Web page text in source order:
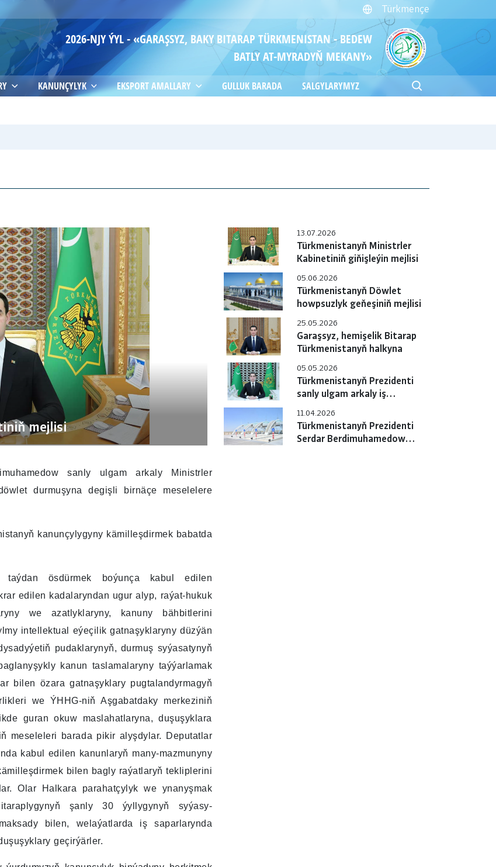
Türkmençe
2026-NJY ÝYL - «GARAŞSYZ, BAKY BITARAP TÜRKMENISTAN - BEDEW
BATLY AT-MYRADYŇ MEKANY»
KANUNÇYLYK EKSPORT AMALLARY GULLUK BARADA SALGYLARYMYZ
mejlisi
13.07.2026
Türkmenistanyň Ministrler
Kabinetiniň giňişleýin mejlisi
05.06.2026
Türkmenistanyň Döwlet
howpsuzlyk geňeşiniň mejlisi
25.05.2026
Garaşsyz, hemişelik Bitarap
Türkmenistanyň halkyna
05.05.2026
Türkmenistanyň Prezidenti
sanly ulgam arkaly iş
11.04.2026
Türkmenistanyň Prezidenti
Serdar Berdimuhamedow
sanly ulgam arkaly Ministrler
durmuşyna degişli birnäçe meselelere
kanunçylygyny kämilleşdirmek babatda
taýdan ösdürmek boýunça kabul edilen
edilen kadalaryndan ugur alyp, raýat-hukuk
we azatlyklaryny, kanuny bähbitlerini
intellektual eýeçilik gatnaşyklaryny düzýän
pudaklarynyň, durmuş syýasatynyň
kanun taslamalaryny taýýarlamak
bilen özara gatnaşyklary pugtalandyrmagyň
we ÝHHG-niň Aşgabatdaky merkeziniň
guran okuw maslahatlaryna, duşuşyklara
meseleleri barada pikir alyşdylar. Deputatlar
kabul edilen kanunlaryň many-mazmunyny
bilen bagly raýatlaryň tekliplerini
Olar Halkara parahatçylyk we ynanyşmak
şanly 30 ýyllygynyň syýasy-
bilen, welaýatlarda iş saparlarynda
geçirýärler.